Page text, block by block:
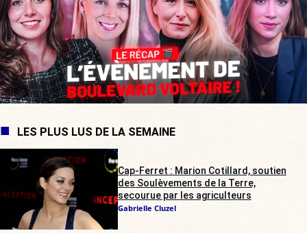
LES PLUS LUS DE LA SEMAINE
Cap-Ferret : Marion Cotillard, soutien
des Soulèvements de la Terre,
secourue par les agriculteurs
Gabrielle Cluzel